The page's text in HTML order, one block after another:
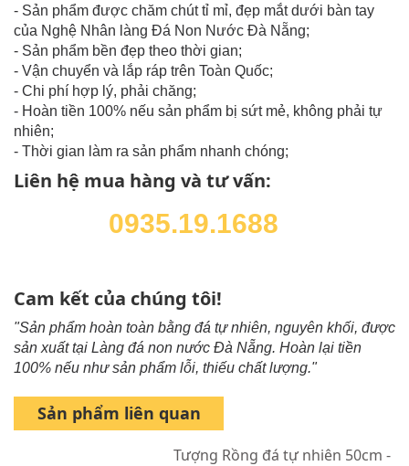
- Sản phẩm được chăm chút tỉ mỉ, đẹp mắt dưới bàn tay
của Nghệ Nhân làng Đá Non Nước Đà Nẵng;
- Sản phẩm bền đẹp theo thời gian;
- Vận chuyển và lắp ráp trên Toàn Quốc;
- Chi phí hợp lý, phải chăng;
- Hoàn tiền 100% nếu sản phẩm bị sứt mẻ, không phải tự
nhiên;
- Thời gian làm ra sản phẩm nhanh chóng;
Liên hệ mua hàng và tư vấn:
0935.19.1688
Cam kết của chúng tôi!
"Sản phẩm hoàn toàn bằng đá tự nhiên, nguyên khối, được
sản xuất tại Làng đá non nước Đà Nẵng. Hoàn lại tiền
100% nếu như sản phẩm lỗi, thiếu chất lượng."
Sản phẩm liên quan
Tượng Rồng đá tự nhiên 50cm -